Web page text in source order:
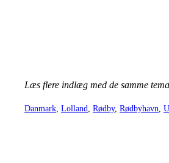
Læs flere indlæg med de samme
Danmark Lolland Rødby, Rødbyhavn